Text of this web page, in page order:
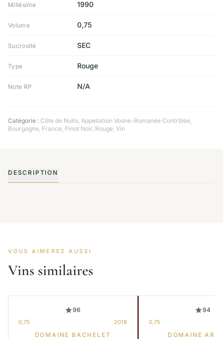
Millésime 1990
Volume 0,75
Sucrosité SEC
Type Rouge
Note RP N/A
Catégorie : Côte de Nuits, Appellation Vosne-Romanée Contrôlée,
Bourgogne, France, Pinot Noir, Rouge, Vin
DESCRIPTION
VOUS AIMEREZ AUSSI
Vins similaires
96
0,75 2018
DOMAINE BACHELET
94
0,75
DOMAINE